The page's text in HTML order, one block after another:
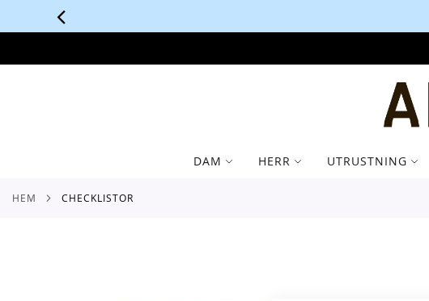
DAM HERR UTRUSTNING
HEM CHECKLISTOR